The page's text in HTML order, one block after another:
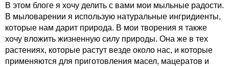
В этом блоге я хочу делить с вами мои мыльные радости.
В мыловарении я использую натуральные ингридиенты,
которые нам дарит природа. В мои творения я также
хочу вложить жизненную силу природы. Она же в тех
растениях, которые растут везде около нас, и которые
применяются для приготовления масел, мацератов и